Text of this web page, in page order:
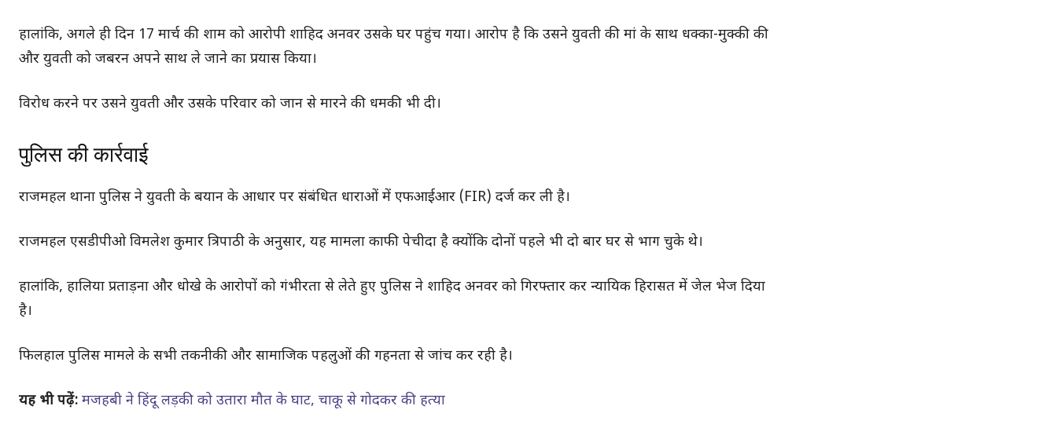
हालांकि, अगले ही दिन 17 मार्च की शाम को आरोपी शाहिद अनवर उसके घर पहुंच गया। आरोप है कि उसने युवती की मां के साथ धक्का-मुक्की की
और युवती को जबरन अपने साथ ले जाने का प्रयास किया।
विरोध करने पर उसने युवती और उसके परिवार को जान से मारने की धमकी भी दी।
पुलिस की कार्रवाई
राजमहल थाना पुलिस ने युवती के बयान के आधार पर संबंधित धाराओं में एफआईआर (FIR) दर्ज कर ली है।
राजमहल एसडीपीओ विमलेश कुमार त्रिपाठी के अनुसार, यह मामला काफी पेचीदा है क्योंकि दोनों पहले भी दो बार घर से भाग चुके थे।
हालांकि, हालिया प्रताड़ना और धोखे के आरोपों को गंभीरता से लेते हुए पुलिस ने शाहिद अनवर को गिरफ्तार कर न्यायिक हिरासत में जेल भेज दिया
है।
फिलहाल पुलिस मामले के सभी तकनीकी और सामाजिक पहलुओं की गहनता से जांच कर रही है।
यह भी पढ़ें: मजहबी ने हिंदू लड़की को उतारा मौत के घाट, चाकू से गोदकर की हत्या